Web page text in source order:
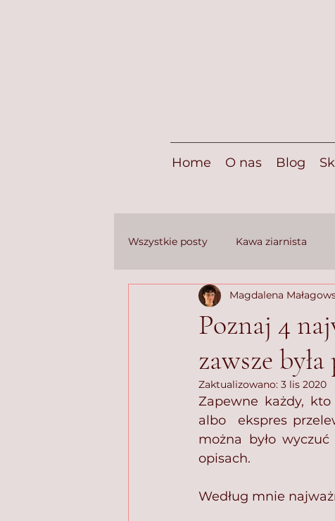
Home O nas Blog
Wszystkie posty Kawa ziarnista
Podróże Coś
Poznaj 4
zawsze
Magdalena
Zaktualizowano: 3 lis 2020
Zapewne każdy,
albo  ekspres
można było
opisach. ⁣
Według mnie